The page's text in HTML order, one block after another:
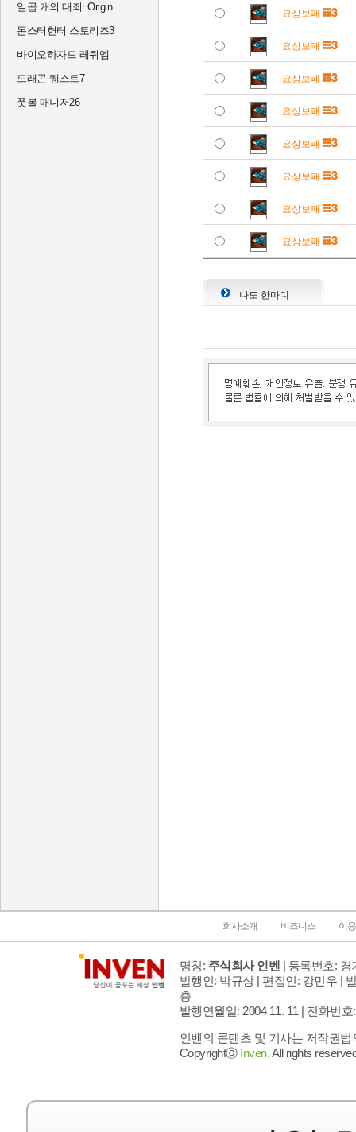
일곱 개의 대죄: Origin
몬스터헌터 스토리즈3
바이오하자드 레퀴엠
드래곤 퀘스트7
풋볼 매니저26
요상보패
요상보패
요상보패
요상보패
요상보패
요상보패
요상보패
요상보패
나도 한마디
회사소개 비즈니스 이
명칭: 주식회사 인벤 | 등록번호: 경
발행인: 박규상 | 편집인: 강민우 |
층
발행연월일: 2004 11. 11 | 전화번호
인벤의 콘텐츠 및 기사는 저작권
Copyrightⓒ Inven.All rights